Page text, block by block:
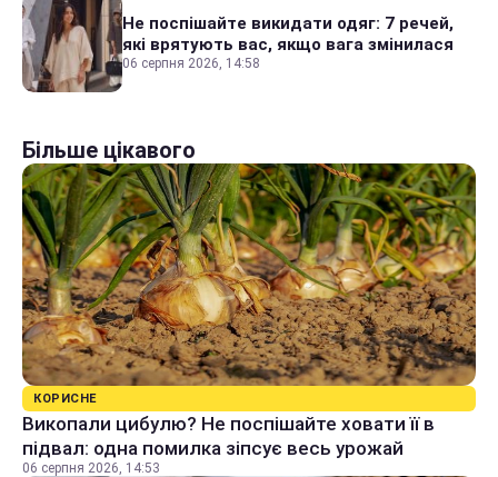
Не поспішайте викидати одяг: 7 речей,
які врятують вас, якщо вага змінилася
06 серпня 2026, 14:58
Більше цікавого
КОРИСНЕ
Викопали цибулю? Не поспішайте ховати її в
підвал: одна помилка зіпсує весь урожай
06 серпня 2026, 14:53